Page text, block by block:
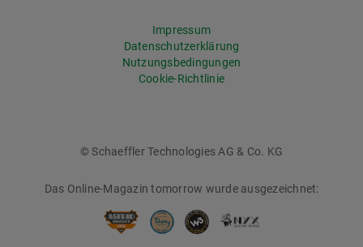
Impressum
Datenschutzerklärung
Nutzungsbedingungen
Cookie-Richtlinie
© Schaeffler Technologies AG & Co. KG
Das Online-Magazin tomorrow wurde ausgezeichnet: